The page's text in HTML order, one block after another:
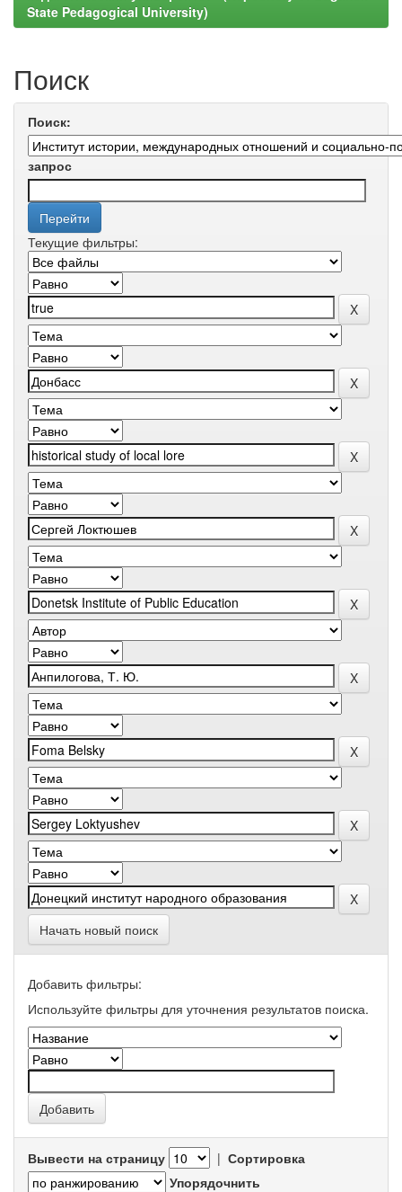
State Pedagogical University)
Поиск
Поиск:
запрос
Текущие фильтры:
Начать новый поиск
Добавить фильтры:
Используйте фильтры для уточнения результатов поиска.
Вывести на страницу | Сортировка
Упорядочнить